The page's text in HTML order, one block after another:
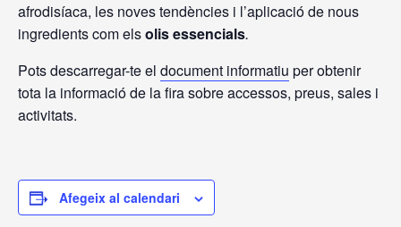
afrodisíaca, les noves tendències i l’aplicació de nous
ingredients com elsolis essencials.
Pots descarregar-te el document informatiu per obtenir
tota la informació de la fira sobre accessos, preus, sales i
activitats.
Afegeix al calendari